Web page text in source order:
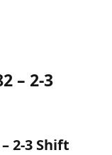
– 2-3
2-3 Shift